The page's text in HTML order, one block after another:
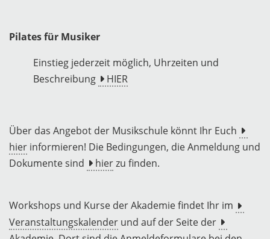
Pilates für Musiker
Einstieg jederzeit möglich, Uhrzeiten und
Beschreibung
HIER
Über das Angebot der Musikschule könnt Ihr Euch
hier informieren! Die Bedingungen, die Anmeldung und
Dokumente sind
hierzu finden.
Workshops und Kurse der Akademie findet Ihr im
Veranstaltungskalender und auf der Seite der